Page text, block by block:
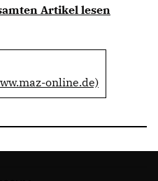
Artikel lesen
online.de)